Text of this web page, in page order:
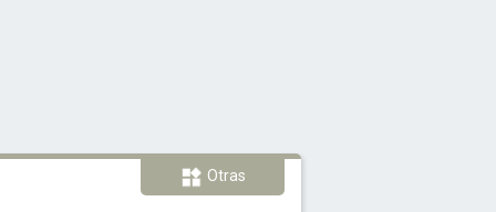
Otras